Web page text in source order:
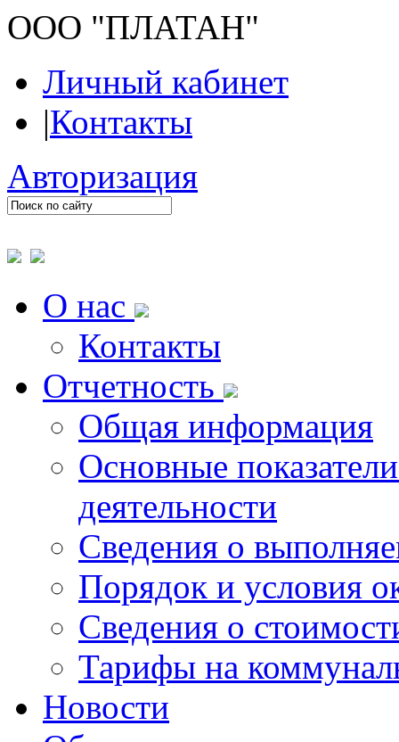
ООО "ПЛАТАН"
Личный кабинет
|Контакты
Авторизация
О нас
Контакты
Отчетность
Общая информация
Основные
деятельности
Сведения о
Порядок и условия
Сведения о
Тарифы на
Новости